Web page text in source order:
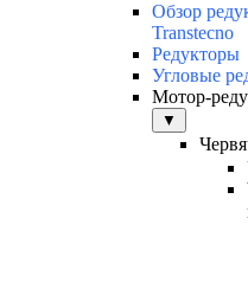
Обзор
Transtecno
Редукторы
Угловые
Мотор-
▼